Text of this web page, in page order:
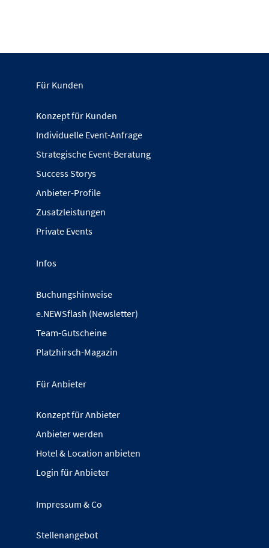
Für Kunden
Konzept für Kunden
Individuelle Event-Anfrage
Strategische Event-Beratung
Success Storys
Anbieter-Profile
Zusatzleistungen
Private Events
Infos
Buchungshinweise
e.NEWSflash (Newsletter)
Team-Gutscheine
Platzhirsch-Magazin
Für Anbieter
Konzept für Anbieter
Anbieter werden
Hotel & Location anbieten
Login für Anbieter
Impressum & Co
Stellenangebot